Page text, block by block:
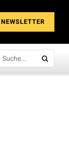
NEWSLETTER